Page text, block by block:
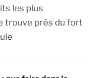
les plus
trouve près du fort